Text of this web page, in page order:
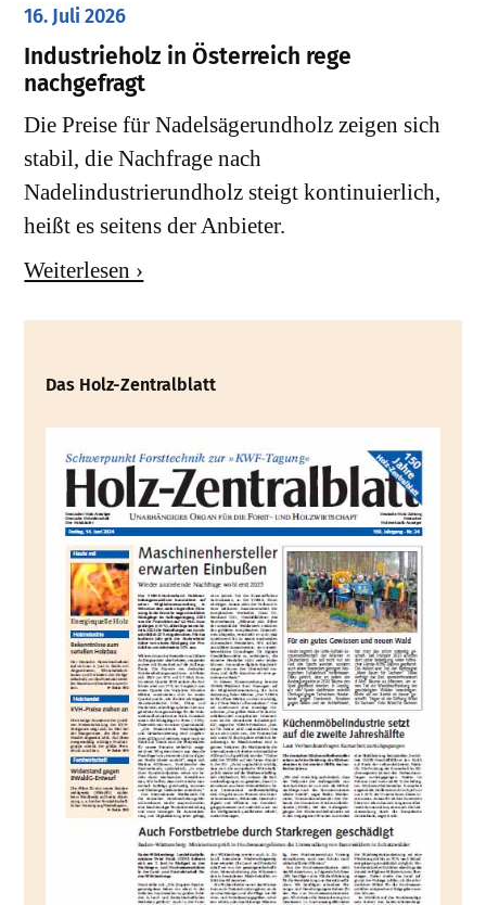
16. Juli 2026
Industrieholz in Österreich rege
nachgefragt
Die Preise für Nadelsägerundholz zeigen sich
stabil, die Nachfrage nach
Nadelindustrierundholz steigt kontinuierlich,
heißt es seitens der Anbieter.
Weiterlesen ›
Das Holz-Zentralblatt